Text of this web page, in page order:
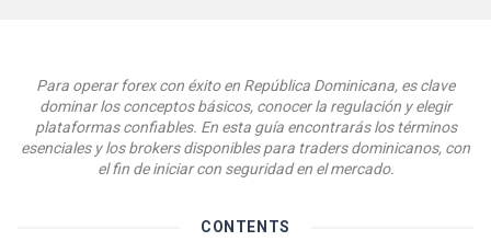
Para operar forex con éxito en República Dominicana, es clave
dominar los conceptos básicos, conocer la regulación y elegir
plataformas confiables. En esta guía encontrarás los términos
esenciales y los brokers disponibles para traders dominicanos, con
el fin de iniciar con seguridad en el mercado.
CONTENTS